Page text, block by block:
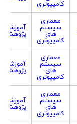
کامپیوتری
معماری
سیستم
های
کامپیوتری
آموزشی
پژوهشی
معماری
سیستم
های
کامپیوتری
آموزشی
پژوهشی
معماری
سیستم
های
کامپیوتری
آموزشی
پژوهشی